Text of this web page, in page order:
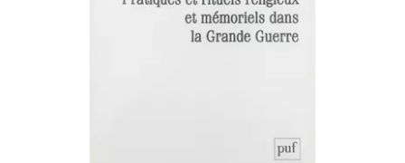
AJOUTER AU PANIER
/